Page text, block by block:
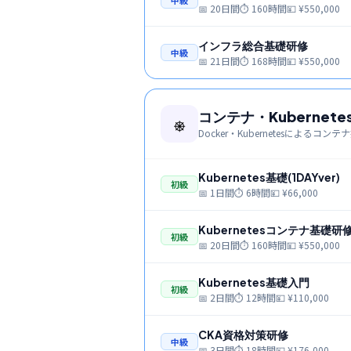
📅 20日間⏱ 160時間💴 ¥550,000
中級 インフラ総合基礎研修
📅 21日間⏱ 168時間💴 ¥550,000
⎈ コンテナ・
Docker・Kubernetesによるコンテ
初級 Kubernetes基礎(1DAYver)
📅 1日間⏱ 6時間💴 ¥66,000
初級 Kubernetesコンテナ基礎研
📅 20日間⏱ 160時間💴 ¥550,000
初級 Kubernetes基礎入門
📅 2日間⏱ 12時間💴 ¥110,000
中級 CKA資格対策研修